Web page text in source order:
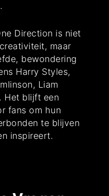
Direction is niet
maar
bewondering
Harry Styles,
Liam
Het blijft een
fans om hun
te blijven
inspireert.